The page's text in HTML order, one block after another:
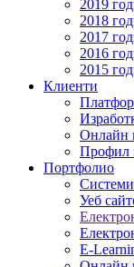
2019
2018
2017
2016
2015
Клиенти
Онлайн
Профил
Портфолио
Уеб
E-